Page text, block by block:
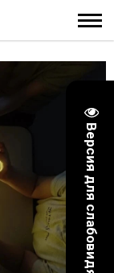
Версия для слабовидящих